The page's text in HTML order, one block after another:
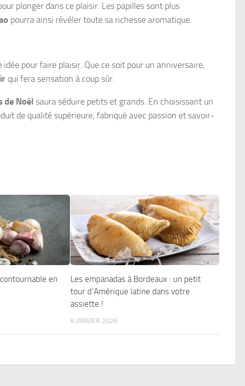
plonger dans ce plaisir. Les papilles sont plus
pourra ainsi révéler toute sa richesse aromatique.
pour faire plaisir. Que ce soit pour un anniversaire,
qui fera sensation à coup sûr.
de Noël saura séduire petits et grands. En choisissant un
de qualité supérieure, fabriqué avec passion et savoir-
en
Les empanadas à Bordeaux : un petit
tour d’Amérique latine dans votre
assiette !
6 JANVIER 2026